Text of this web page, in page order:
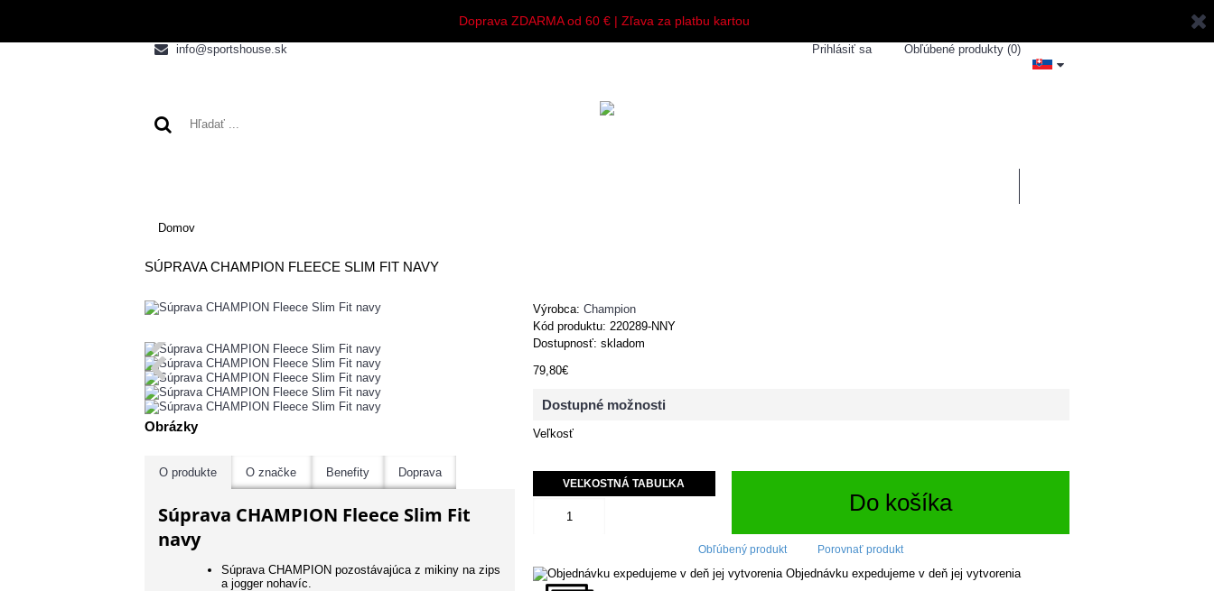
Doprava ZDARMA od 60 € | Zľava za platbu kartou
info@sportshouse.sk Prihlásiť sa Obľúbené produkty (0)
Domov
SÚPRAVA CHAMPION FLEECE SLIM FIT NAVY
Obrázky
O produkte O značke Benefity Doprava
Súprava CHAMPION Fleece Slim Fit
navy
Súprava CHAMPION pozostávajúca z mikiny na zips
a jogger nohavíc.
Výrobca: Champion
Kód produktu: 220289-NNY
Dostupnosť: skladom
79,80€
Dostupné možnosti
Veľkosť
VEĽKOSTNÁ TABUĽKA
Do košíka
Obľúbený produkt Porovnať produkt
Objednávku expedujeme v deň jej vytvorenia